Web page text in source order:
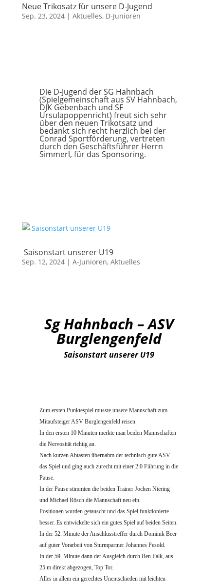
Neue Trikosatz für unsere D-Jugend
Sep. 23, 2024| Aktuelles, D-Junioren
Die D-Jugend der SG Hahnbach
(Spielgemeinschaft aus SV Hahnbach,
DJK Gebenbach und SF
Ursulapoppenricht) freut sich sehr
über den neuen Trikotsatz und
bedankt sich recht herzlich bei der
Conrad Sportförderung, vertreten
durch den Geschäftsführer Herrn
Simmerl, für das Sponsoring.
Saisonstart unserer U19
Sep. 12, 2024| A-Junioren, Aktuelles
Sg Hahnbach – ASV
Burglengenfeld
Saisonstart unserer U19
Zum ersten Punktespiel musste unsere Mannschaft zum
Mitaufsteiger ASV Burglengenfeld reisen.
In den ersten 10 Minuten merkte man beiden Mannschaften
die Nervosität richtig an.
Nach kurzen Abtasten übernahm der technisch gute ASV
das Spiel und ging auch zurecht mit einer 2:0 Führung in die
Pause.
In der Pause stimmten die beiden Trainer Jochen Niering
und Michael Rösch die Mannschaft neu ein.
Positionen wurden getauscht und das Spiel funktionierte
besser. Es entwickelte sich ein gutes Spiel auf beiden Seiten.
In der 52. Minute der Anschlusstreffer durch Dominik Beer
auf guter Vorarbeit von Sturmpartner Johannes Pesold.
In der 59. Minute dann der Ausgleich durch Ben Falk, aus
25 m direkt abgezogen, Top Tor.
Alles in allem ein gerechtes Unentschieden mit leichten